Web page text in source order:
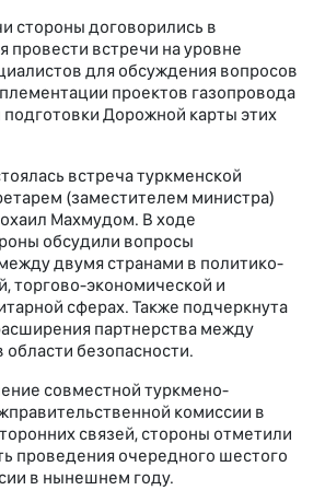
стороны договорились в
встречи на уровне
для обсуждения вопросов
проектов газопровода
Дорожной карты этих
встреча туркменской
(заместителем министра)
Махмудом. В ходе
обсудили вопросы
двумя странами в политико-
торгово-экономической и
сферах. Также подчеркнута
партнерства между
безопасности.
совместной туркмено-
комиссии в
связей, стороны отметили
проведения очередного шестого
в нынешнем году.